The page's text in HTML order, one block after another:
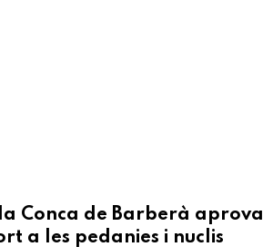
Conca de Barberà aprova
a les pedanies i nuclis